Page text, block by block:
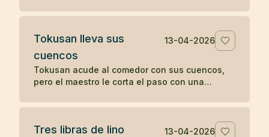
formulación.
Tokusan lleva sus
cuencos
13-04-2026
Tokusan acude al comedor con sus cuencos,
pero el maestro le corta el paso con una
comprensión. Un koan sobre atención y
Tres libras de lino
13-04-2026